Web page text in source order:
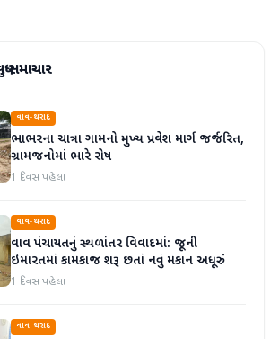
સમાચાર
વાવ-થરાદ
ભાભરના ચાત્રા ગામનો મુખ્ય પ્રવેશ માર્ગ જર્જરિત,
ગ્રામજનોમાં ભારે રોષ
1 દિવસ પહેલા
વાવ-થરાદ
વાવ પંચાયતનું સ્થળાંતર વિવાદમાં: જૂની
ઇમારતમાં કામકાજ શરૂ છતાં નવું મકાન અધૂરું
1 દિવસ પહેલા
વાવ-થરાદ